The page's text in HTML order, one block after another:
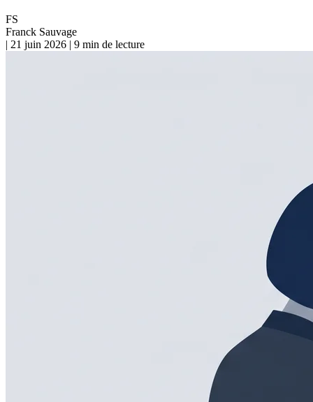
FS
Franck Sauvage
| 21 juin 2026 | 9 min de lecture